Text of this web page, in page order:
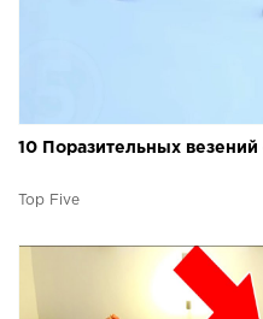
10 Поразительных
Top Five